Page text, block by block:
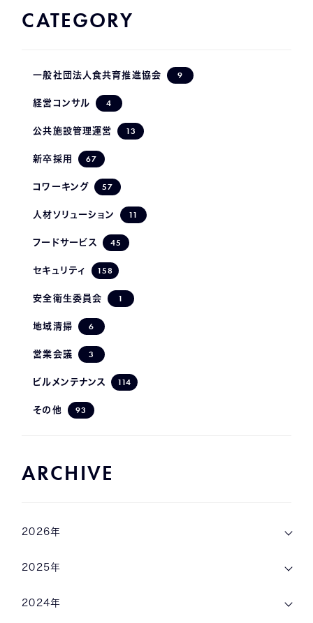
CATEGORY
一般社団法人食共育推進協会 9
経営コンサル 4
公共施設管理運営 13
新卒採用 67
コワーキング 57
人材ソリューション 11
フードサービス 45
セキュリティ 158
安全衛生委員会 1
地域清掃 6
営業会議 3
ビルメンテナンス 114
その他 93
ARCHIVE
2026年
2025年
2024年